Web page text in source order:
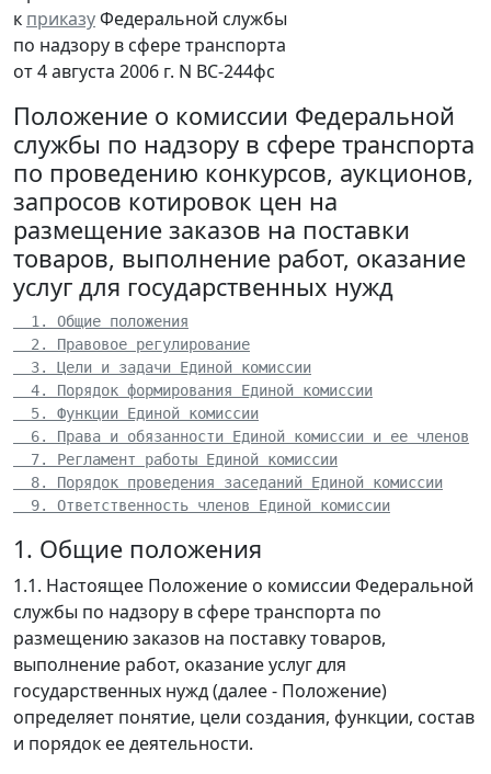
к приказуФедеральной службы
по надзору в сфере транспорта
от 4 августа 2006 г. N ВС-244фс
Положение о комиссии Федеральной
службы по надзору в сфере транспорта
по проведению конкурсов, аукционов,
запросов котировок цен на
размещение заказов на поставки
товаров, выполнение работ, оказание
услуг для государственных нужд
  1. Общие положения
  2. Правовое регулирование
  3. Цели и задачи Единой комиссии
  4. Порядок формирования Единой комиссии
  5. Функции Единой комиссии
  6. Права и обязанности Единой комиссии и ее членов
  7. Регламент работы Единой комиссии
  8. Порядок проведения заседаний Единой комиссии
  9. Ответственность членов Единой комиссии
1. Общие положения
1.1. Настоящее Положение о комиссии Федеральной
службы по надзору в сфере транспорта по
размещению заказов на поставку товаров,
выполнение работ, оказание услуг для
государственных нужд (далее - Положение)
определяет понятие, цели создания, функции, состав
и порядок ее деятельности.